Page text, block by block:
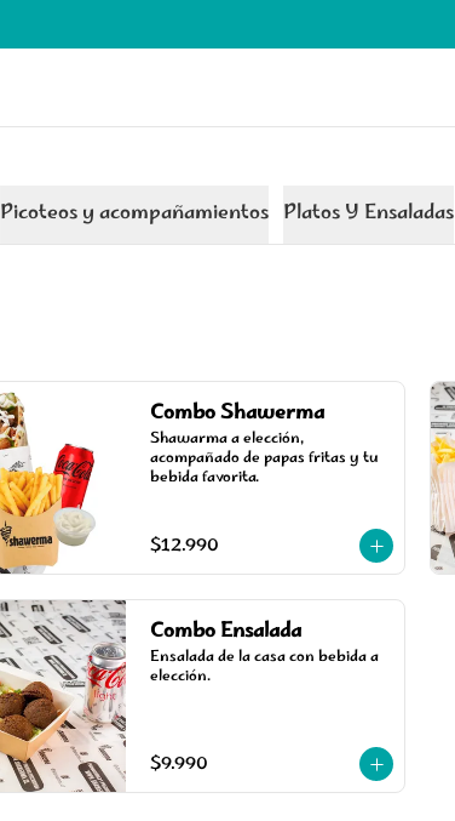
Picoteos y acompañamientos Platos Y Ensaladas
Combo Shawerma
Shawarma a elección,
acompañado de papas fritas y tu
bebida favorita.
$12.990
Combo Ensalada
Ensalada de la casa con bebida a
elección.
$9.990